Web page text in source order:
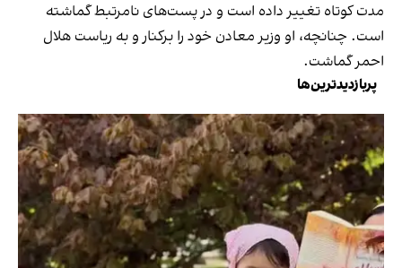
مدت کوتاه تغییر داده است و در پست‌های نامرتبط گماشته
است. چنانچه، او وزیر معادن خود را برکنار و به ریاست هلال
احمر گماشت.
پربازدیدترین‌ها